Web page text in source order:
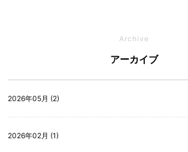
Archive
アーカイブ
2026年05月 (2)
2026年02月 (1)